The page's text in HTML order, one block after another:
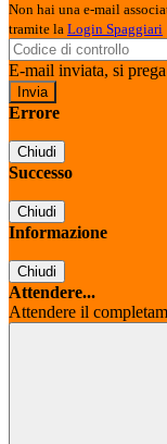
Non hai una e-mail
tramite la Login Spaggiari
E-mail inviata, si
Errore
Chiudi
Successo
Chiudi
Informazione
Chiudi
Attendere...
Attendere il